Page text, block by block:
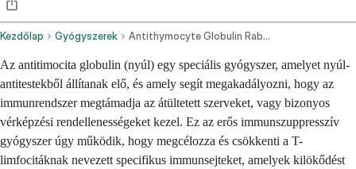
Kezdőlap Gyógyszerek Antithymocyte Globulin Rabbit Intravenous Route
Az antitimocita globulin (nyúl) egy speciális gyógyszer, amelyet nyúl-
antitestekből állítanak elő, és amely segít megakadályozni, hogy az
immunrendszer megtámadja az átültetett szerveket, vagy bizonyos
vérképzési rendellenességeket kezel. Ez az erős immunszuppresszív
gyógyszer úgy működik, hogy megcélozza és csökkenti a T-
limfocitáknak nevezett specifikus immunsejteket, amelyek kilökődést